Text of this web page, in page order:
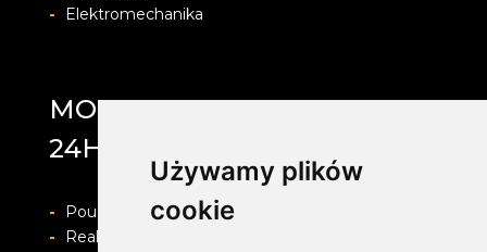
Używamy plików
cookie
-
Elektromechanika
MOTOLAB WULKANIZACJA
24H
-
Pouczenie o prawie do odstapienia od umowy
-
Realizacja zamówienia i formy płatności